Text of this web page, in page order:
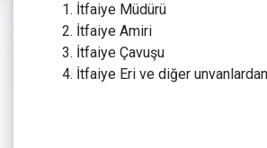
İtfaiye Müdürü
İtfaiye Amiri
İtfaiye Çavuşu
İtfaiye Eri ve diğer